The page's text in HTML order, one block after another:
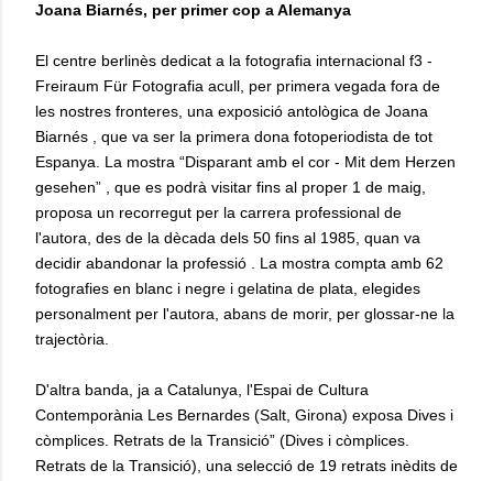
Joana Biarnés, per primer cop a Alemanya
El centre berlinès dedicat a la fotografia internacional f3 -
Freiraum Für Fotografia acull, per primera vegada fora de
les nostres fronteres, una exposició antològica de Joana
Biarnés , que va ser la primera dona fotoperiodista de tot
Espanya. La mostra “Disparant amb el cor - Mit dem Herzen
gesehen” , que es podrà visitar fins al proper 1 de maig,
proposa un recorregut per la carrera professional de
l'autora, des de la dècada dels 50 fins al 1985, quan va
decidir abandonar la professió . La mostra compta amb 62
fotografies en blanc i negre i gelatina de plata, elegides
personalment per l'autora, abans de morir, per glossar-ne la
trajectòria.
D'altra banda, ja a Catalunya, l'Espai de Cultura
Contemporània Les Bernardes (Salt, Girona) exposa Dives i
còmplices. Retrats de la Transició” (Dives i còmplices.
Retrats de la Transició), una selecció de 19 retrats inèdits de